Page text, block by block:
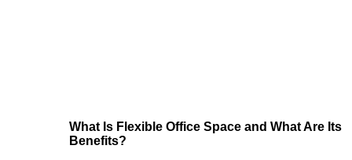
What Is Flexible Office Space and What Are Its
Benefits?